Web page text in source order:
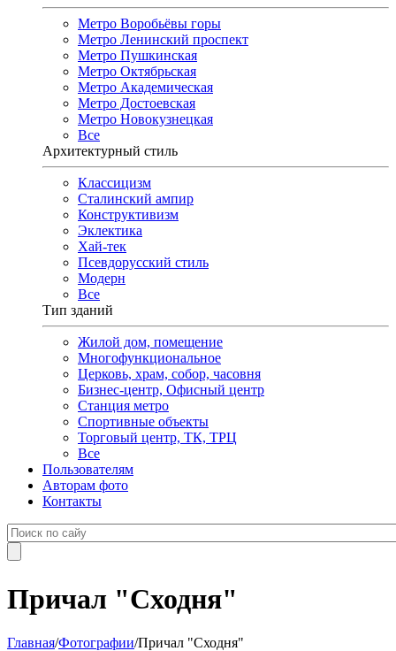
Метро Воробьёвы горы
Метро Ленинский проспект
Метро Пушкинская
Метро Октябрьская
Метро Академическая
Метро Достоевская
Метро Новокузнецкая
Все
Архитектурный стиль
Классицизм
Сталинский ампир
Конструктивизм
Эклектика
Хай-тек
Псевдорусский стиль
Модерн
Все
Тип зданий
Жилой дом, помещение
Многофункциональное
Церковь, храм, собор, часовня
Бизнес-центр, Офисный центр
Станция метро
Спортивные объекты
Торговый центр, ТК, ТРЦ
Все
Пользователям
Авторам фото
Контакты
Причал "Сходня"
Главная/Фотографии/Причал "Сходня"